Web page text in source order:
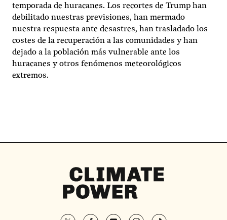
temporada de huracanes. Los recortes de Trump han
debilitado nuestras previsiones, han mermado
nuestra respuesta ante desastres, han trasladado los
costes de la recuperación a las comunidades y han
dejado a la población más vulnerable ante los
huracanes y otros fenómenos meteorológicos
extremos.
Climate
Power
Homepage